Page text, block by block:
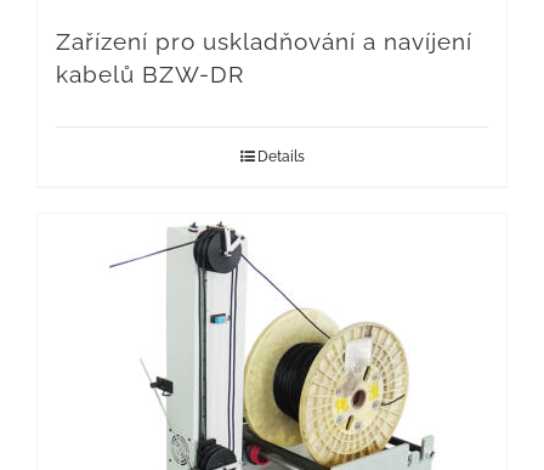
Zařízení pro uskladňování a navíjení
kabelů BZW-DR
Details